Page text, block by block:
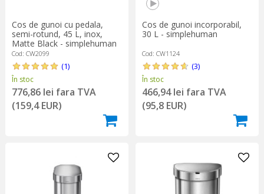
Cos de gunoi cu pedala,
semi-rotund, 45 L, inox,
Matte Black - simplehuman
Cod: CW2099
(1)
În stoc
776,86 lei fara TVA
(159,4 EUR)
Cos de gunoi incorporabil,
30 L - simplehuman
Cod: CW1124
(3)
În stoc
466,94 lei fara TVA
(95,8 EUR)